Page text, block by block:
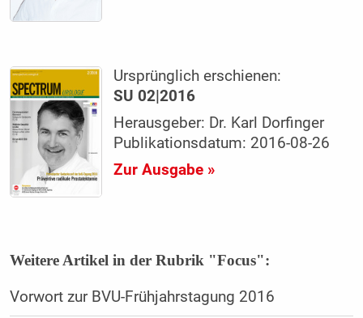
Ursprünglich erschienen:
SU 02|2016
Herausgeber: Dr. Karl Dorfinger
Publikationsdatum: 2016-08-26
Zur Ausgabe »
Weitere Artikel in der Rubrik "Focus":
Vorwort zur BVU-Frühjahrstagung 2016